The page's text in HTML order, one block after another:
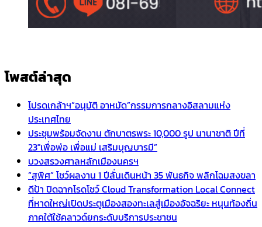
โพสต์ล่าสุด
โปรดเกล้าฯ”อนุมัติ อาหมัด”กรรมการกลางอิสลามแห่ง
ประเทศไทย
ประชุมพร้อมจัดงาน ตักบาตรพระ 10,000 รูป นานาชาติ ปีที่
23″เพื่อพ่อ เพื่อแม่ เสริมบุญบารมี”
บวงสรวงศาลหลักเมืองนครฯ
“สุพิศ” โชว์ผลงาน 1 ปีลั่นเดินหน้า 35 พันธกิจ พลิกโฉมสงขลา
ดีป้า ปิดฉากโรดโชว์ Cloud Transformation Local Connect
ที่หาดใหญ่เปิดประตูเมืองสองทะเลสู่เมืองอัจฉริยะ หนุนท้องถิ่น
ภาคใต้ใช้คลาวด์ยกระดับบริการประชาชน